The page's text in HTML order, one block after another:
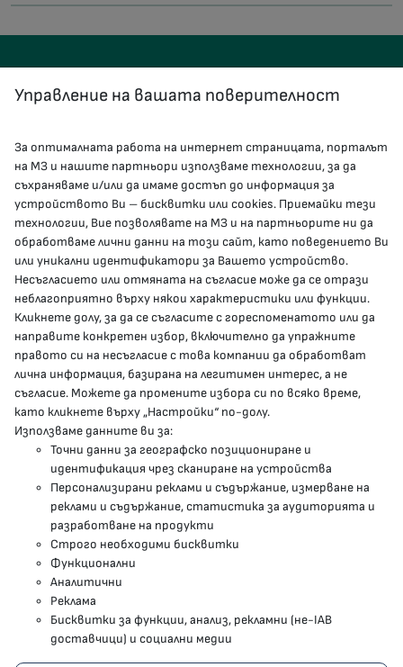
КОНТАКТИ
гр.София, 1000, пл. „Света Неделя“ №5
delovodstvo@mh.government.bg
presscenter@mh.government.bg
МЗ В СОЦИАЛНИТЕ МРЕЖИ
Facebook страница
Instragram профил
YouTube канал
Threads профил
Карта на сайта
Бисквитки
Условия за използване
Поверителност
Управление на вашата поверителност
За оптималната работа на интернет страницата, порталът
на МЗ и нашите партньори използваме технологии, за да
съхраняваме и/или да имаме достъп до информация за
устройството Ви – бисквитки или cookies. Приемайки тези
технологии, Вие позволявате на МЗ и на партньорите ни да
обработваме лични данни на този сайт, като поведението Ви
или уникални идентификатори за Вашето устройство.
Несъгласието или отмяната на съгласие може да се отрази
неблагоприятно върху някои характеристики или функции.
Кликнете долу, за да се съгласите с гореспоменатото или да
направите конкретен избор, включително да упражните
правото си на несъгласие с това компании да обработват
лична информация, базирана на легитимен интерес, а не
съгласие. Можете да промените избора си по всяко време,
като кликнете върху „Настройки“ по-долу.
Използваме данните ви за:
Точни данни за географско позициониране и
идентификация чрез сканиране на устройства
Персонализирани реклами и съдържание, измерване на
реклами и съдържание, статистика за аудиторията и
разработване на продукти
Строго необходими бисквитки
Функционални
Аналитични
Реклама
Бисквитки за функции, анализ, рекламни (не-IAB
доставчици) и социални медии